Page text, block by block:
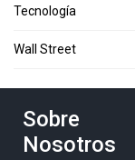
Tecnología
Wall Street
Sobre
Nosotros